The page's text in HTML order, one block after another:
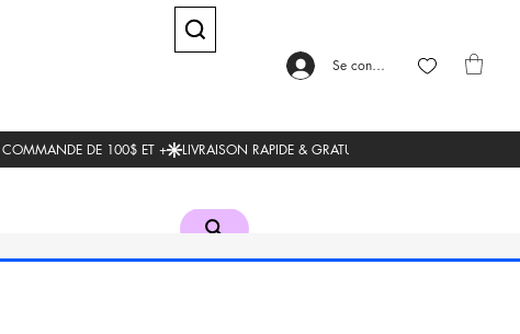
Se connecter